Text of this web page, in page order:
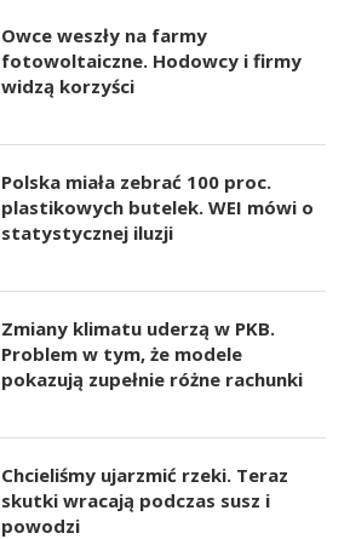
Owce weszły na farmy
fotowoltaiczne. Hodowcy i firmy
widzą korzyści
Polska miała zebrać 100 proc.
plastikowych butelek. WEI mówi o
statystycznej iluzji
Zmiany klimatu uderzą w PKB.
Problem w tym, że modele
pokazują zupełnie różne rachunki
Chcieliśmy ujarzmić rzeki. Teraz
skutki wracają podczas susz i
powodzi